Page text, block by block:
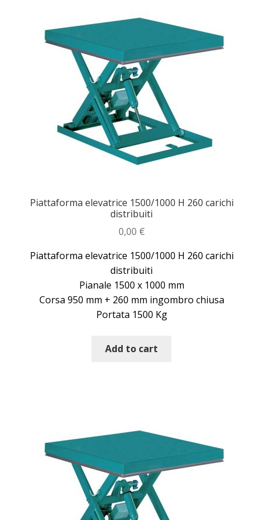
Piattaforma elevatrice 1500/1000 H 260 carichi
distribuiti
0,00 €
Piattaforma elevatrice 1500/1000 H 260 carichi
distribuiti
Pianale 1500 x 1000 mm
Corsa 950 mm + 260 mm ingombro chiusa
Portata 1500 Kg
Add to cart